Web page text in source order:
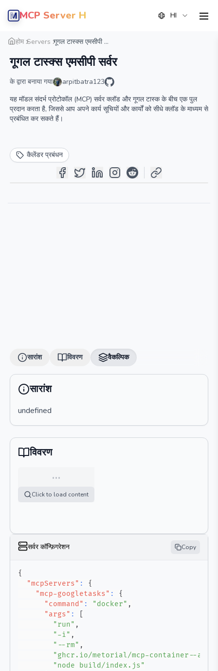
MCP Server Hub HI
होम Servers गूगल टास्क्स एमसीपी ...
गूगल टास्क्स एमसीपी सर्वर
के द्वारा बनाया गया
arpitbatra123
यह मॉडल संदर्भ प्रोटोकॉल (MCP) सर्वर क्लॉड और गूगल टास्क के बीच एक पुल
प्रदान करता है, जिससे आप अपने कार्य सूचियों और कार्यों को सीधे क्लॉड के माध्यम से
प्रबंधित कर सकते हैं।
कैलेंडर प्रबंधन
सारांश विवरण
सारांश विवरण वैकल्पिक
सारांश
undefined
विवरण
…
Click to load content
सर्वर कॉन्फ़िगरेशन Copy
{
"mcpServers" :
{
"mcp-googletasks" :
{
"command" : "docker" ,
"args" :
"run" ,
"-i" ,
"--rm" ,
"ghcr.io/metorial/mcp-container--
"node build/index.js"